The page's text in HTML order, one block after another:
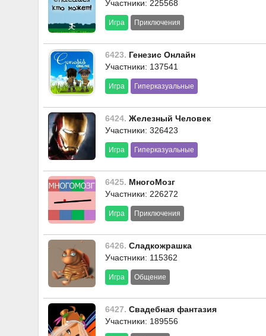
Участники: 225568
Игра Приключения
6423. Генезис Онлайн
Участники: 137541
Игра Гиперказуальные
6424. Железный Человек
Участники: 326423
Игра Гиперказуальные
6425. МногоМозг
Участники: 226272
Игра Приключения
6426. Сладкожрашка
Участники: 115362
Игра Общение
6427. Свадебная фантазия
Участники: 189556